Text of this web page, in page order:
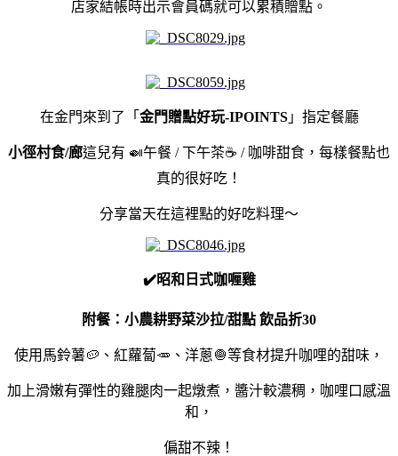
店家結帳時出示會員碼就可以累積贈點。
在金門來到了 「 金門贈點好玩-IPOINTS」指定餐廳
小徑村食/廊這兒有 🍛午餐 / 下午茶☕️ / 咖啡甜食， 每樣餐點也
真的很好吃！
分享當天在這裡點的好吃料理～
✔️昭和日式咖喱雞
附餐：小農耕野菜沙拉/甜點 飲品折30
使用馬鈴薯🥔、紅蘿蔔🥕、洋蔥🧅等食材提升咖哩的甜味，
加上滑嫩有彈性的雞腿肉一起燉煮，醬汁較濃稠，咖哩口感溫
和，
偏甜不辣！